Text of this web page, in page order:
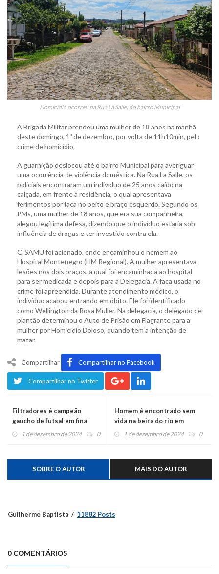
Homicídio ocorreu na Rua La Salle, do bairro Municipal
A Brigada Militar prendeu uma mulher de 18 anos na manhã
deste domingo, 1º de dezembro, por volta de 11h10min, pelo
crime de homicídio.
A guarnição deslocou até o bairro Municipal para averiguar
uma ocorrência de violência doméstica. Na Rua La Salle, os
policiais encontraram um indivíduo de 25 anos caído na
calçada, em frente à residência, o qual apresentava
ferimentos por faca no peito e braço esquerdo. Segundo os
PMs, uma mulher de 18 anos, que era sua companheira,
alegou legítima defesa, dizendo que o indivíduo estaria sob
influência de drogas e ter investido contra ela.
O SAMU foi acionado, onde encaminhou o homem ao
Hospital Montenegro (HM Regional). A mulher apresentava
lesões nos dois braços, a qual foi encaminhada ao hospital
para ser medicada e depois para a Delegacia. A faca usada no
crime foi apreendida. Durante atendimento médico, o
indivíduo acabou entrando em óbito. Ele foi identificado
como Wellington da Rosa Muller. Na delegacia, o delegado de
plantão determinou o Auto de Prisão em Flagrante para a
mulher por Homicídio Doloso, quando tem a intenção de
matar.
Compartilhar Compartilhar no Facebook
Compartilhar no Twitter
Filtradores é campeão
gaúcho de futsal em final
sensacional
1 de dezembro de 2024 0
Homem é encontrado sem
vida na beira do rio em
Montenegro
1 de dezembro de 2024 0
SOBRE O AUTOR MAIS DO AUTOR
Guilherme Baptista 11882 Posts
0 COMENTÁRIOS